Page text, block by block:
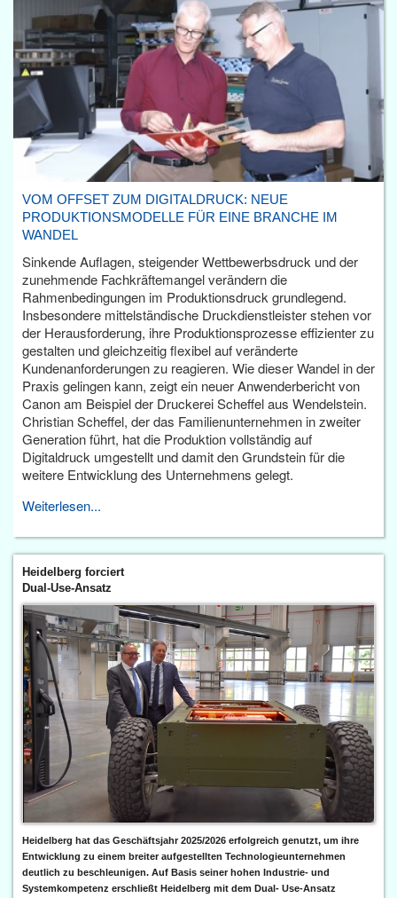
VOM OFFSET ZUM DIGITALDRUCK: NEUE
PRODUKTIONSMODELLE FÜR EINE BRANCHE IM
WANDEL
Sinkende Auflagen, steigender Wettbewerbsdruck und der
zunehmende Fachkräftemangel verändern die
Rahmenbedingungen im Produktionsdruck grundlegend.
Insbesondere mittelständische Druckdienstleister stehen vor
der Herausforderung, ihre Produktionsprozesse effizienter zu
gestalten und gleichzeitig flexibel auf veränderte
Kundenanforderungen zu reagieren. Wie dieser Wandel in der
Praxis gelingen kann, zeigt ein neuer Anwenderbericht von
Canon am Beispiel der Druckerei Scheffel aus Wendelstein.
Christian Scheffel, der das Familienunternehmen in zweiter
Generation führt, hat die Produktion vollständig auf
Digitaldruck umgestellt und damit den Grundstein für die
weitere Entwicklung des Unternehmens gelegt.
Weiterlesen...
Heidelberg forciert
Dual-Use-Ansatz
Heidelberg hat das Geschäftsjahr 2025/2026 erfolgreich genutzt, um ihre
Entwicklung zu einem breiter aufgestellten Technologieunternehmen
deutlich zu beschleunigen. Auf Basis seiner hohen Industrie- und
Systemkompetenz erschließt Heidelberg mit dem Dual- Use-Ansatz